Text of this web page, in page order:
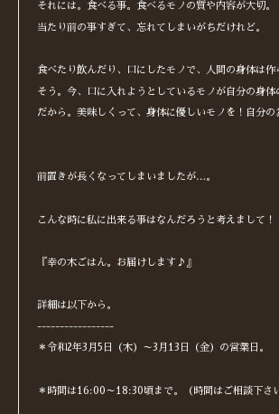
それには。食べる事。食べるモノの質や内容が大切。
当たり前の事すぎて、忘れてしまいがちだけれど。
食べたり飲んだり、口にしたモノで、人間の身体は作
そう。今、口に入れようとしているモノが自分の身体
だから。美味しくって、身体に優しいモノを！自分
前置きが長くなってしまいましたが…。
こんな時に私に出来る事はなんだろうと考えまして！
『幸の木ごはん。お届けします♪』
詳細は以下から。
-----------------
＊令和2年3月5日（木）～3月13日（金）の営業日。
＊時間は16:00～18:30頃まで。（時間はご相談下さ